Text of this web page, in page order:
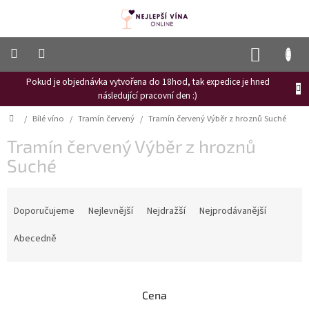
Pokud je objednávka vytvořena do 18hod, tak expedice je hned
následující pracovní den :)
Frizzante
Růžové
víno
Hroznový
mošt
novinky
Domů
/ Bílé víno / Tramín červený / Tramín červený Výběr z hroznů Suché
Tramín červený Výběr z hroznů
Suché
Doporučujeme Nejlevnější Nejdražší
Nejprodávanější
Abecedně
Cena